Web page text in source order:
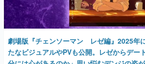
劇場版『チェンソーマン レゼ編』2025年
たなビジュアルやPVも公開。レゼからデー